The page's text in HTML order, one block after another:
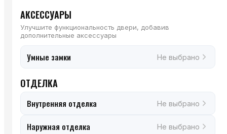
АКСЕССУАРЫ
Улучшите функциональность двери, добавив
дополнительные аксессуары
Умные замки Не выбрано
ОТДЕЛКА
Внутренняя отделка Не выбрано
Наружная отделка Не выбрано